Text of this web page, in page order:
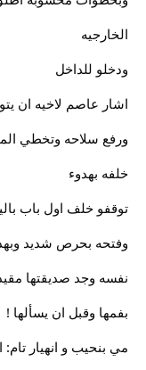
الخارجيه
ودخلو للداخل
اشار عاصم لاخيه ان
ورفع سلاحه وتخطي
خلفه بهدوء
توقفو خلف اول باب
وفتحه بحرص شديد
نفسه وجد صديقتها
بفمها وقبل ان يسألها !
مي بنحيب و انهيار تام: